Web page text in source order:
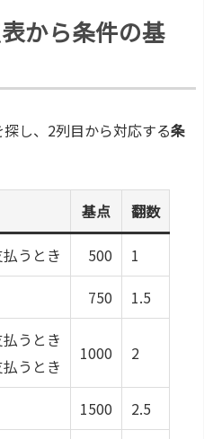
から条件の基
し、2列目から対応する条
基点 翻数
うとき 500
1
750
1.5
うとき
うとき
1000 2
1500
2.5